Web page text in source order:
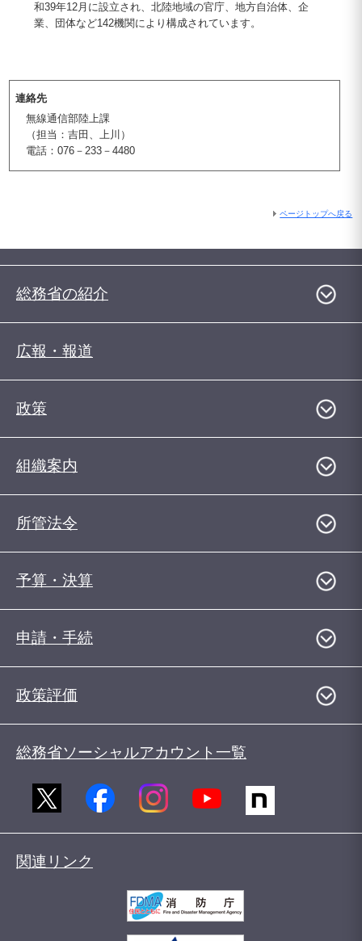
和39年12月に設立され、北陸地域の官庁、地方自治体、企
業、団体など142機関により構成されています。
連絡先
無線通信部陸上課
（担当：吉田、上川）
電話：076－233－4480
ページトップへ戻る
総務省の紹介
広報・報道
政策
組織案内
所管法令
予算・決算
申請・手続
政策評価
総務省ソーシャルアカウント一覧
関連リンク